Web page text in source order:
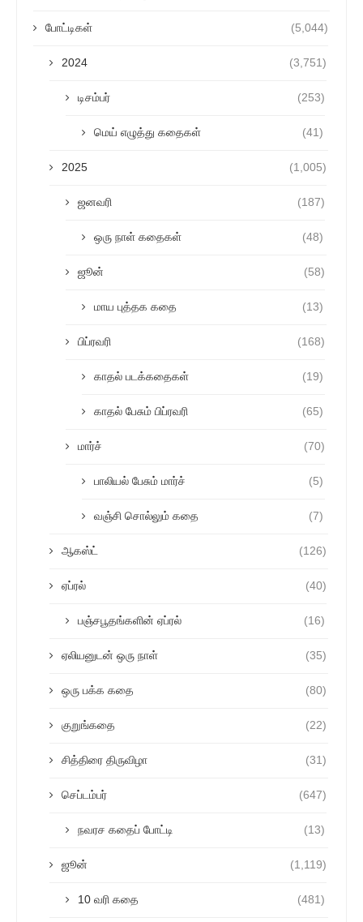
போட்டிகள் (5,044)
2024 (3,751)
டிசம்பர் (253)
மெய் எழுத்து கதைகள் (41)
2025 (1,005)
ஜனவரி (187)
ஒரு நாள் கதைகள் (48)
ஜூன் (58)
மாய புத்தக கதை (13)
பிப்ரவரி (168)
காதல் படக்கதைகள் (19)
காதல் பேசும் பிப்ரவரி (65)
மார்ச் (70)
பாலியல் பேசும் மார்ச் (5)
வஞ்சி சொல்லும் கதை (7)
ஆகஸ்ட் (126)
ஏப்ரல் (40)
பஞ்சபூதங்களின் ஏப்ரல் (16)
ஏலியனுடன் ஒரு நாள் (35)
ஒரு பக்க கதை (80)
குறுங்கதை (22)
சித்திரை திருவிழா (31)
செப்டம்பர் (647)
நவரச கதைப் போட்டி (13)
ஜூன் (1,119)
10 வரி கதை (481)